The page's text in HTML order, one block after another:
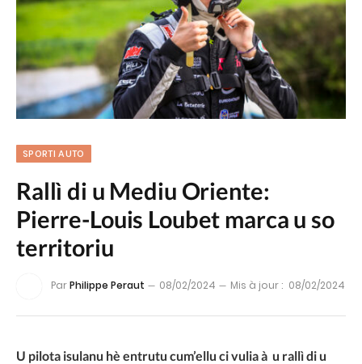
SPORTI AUTO
Rallì di u Mediu Oriente:
Pierre-Louis Loubet marca u so
territoriu
ParPhilippe Peraut 08/02/2024 Mis à jour : 08/02/2024
U pilota isulanu hè entrutu cum’ellu ci vulia à u rallì di u